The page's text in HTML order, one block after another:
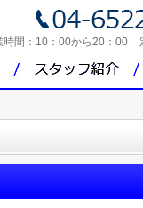
間： 10：00から20：00